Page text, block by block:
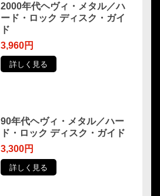
2000年代ヘヴィ・メタル／ハ
ード・ロック ディスク・ガイ
ド
3,960円
詳しく見る
90年代ヘヴィ・メタル／ハー
ド・ロック ディスク・ガイド
3,300円
詳しく見る